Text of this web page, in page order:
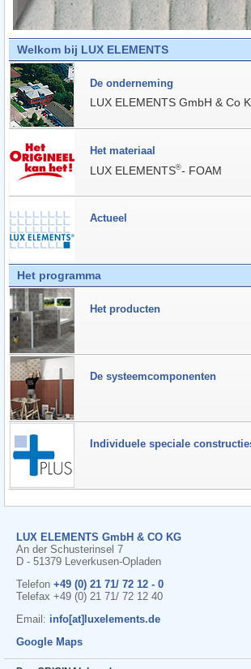
Welkom bij LUX ELEMENTS
De onderneming
LUX ELEMENTS GmbH & Co
Het materiaal
LUX ELEMENTS®- FOAM
Actueel
Het programma
Het producten
De systeemcomponenten
Individuele speciale
LUX ELEMENTS GmbH & CO KG
An der Schusterinsel 7
D - 51379 Leverkusen-Opladen
Telefon +49 (0) 21 71/ 72 12 - 0
Telefax +49 (0) 21 71/ 72 12 40
Email: info[at]luxelements.de
Google Maps